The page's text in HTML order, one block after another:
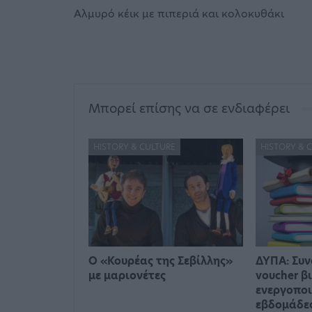
Αλμυρό κέικ με πιπεριά και κολοκυθάκι
Μπορεί επίσης να σε ενδιαφέρει
HISTORY & CULTURE
Ο «Κουρέας της Σεβίλλης»
με μαριονέτες
HISTORY &
ΔΥΠΑ:
voucher